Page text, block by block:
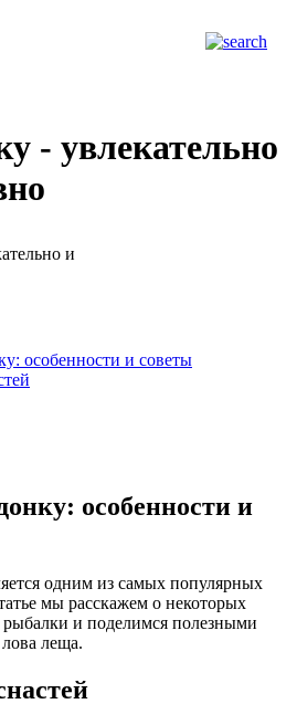
- увлекательно
особенности и советы
особенности и
одним из самых популярных
мы расскажем о некоторых
рыбалки и поделимся полезными
леща.